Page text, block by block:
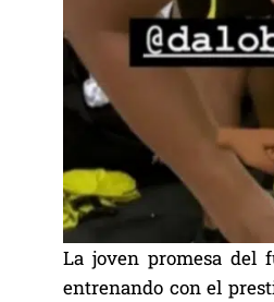
La joven promesa del
entrenando con el